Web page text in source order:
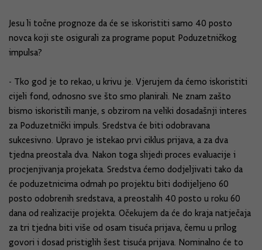
Jesu li točne prognoze da će se iskoristiti samo 40 posto
novca koji ste osigurali za programe poput Poduzetničkog
impulsa?
- Tko god je to rekao, u krivu je. Vjerujem da ćemo iskoristiti
cijeli fond, odnosno sve što smo planirali. Ne znam zašto
bismo iskoristili manje, s obzirom na veliki dosadašnji interes
za Poduzetnički impuls. Sredstva će biti odobravana
sukcesivno. Upravo je istekao prvi ciklus prijava, a za dva
tjedna preostala dva. Nakon toga slijedi proces evaluacije i
procjenjivanja projekata. Sredstva ćemo dodjeljivati tako da
će poduzetnicima odmah po projektu biti dodijeljeno 60
posto odobrenih sredstava, a preostalih 40 posto u roku 60
dana od realizacije projekta. Očekujem da će do kraja natječaja
za tri tjedna biti više od osam tisuća prijava, čemu u prilog
govori i dosad pristiglih šest tisuća prijava. Nominalno će to